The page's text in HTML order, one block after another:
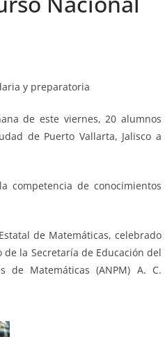
y preparatoria
de este viernes, 20 alumnos
de Puerto Vallarta, Jalisco a
competencia de conocimientos
de Matemáticas, celebrado
la Secretaría de Educación del
de Matemáticas (ANPM) A. C.